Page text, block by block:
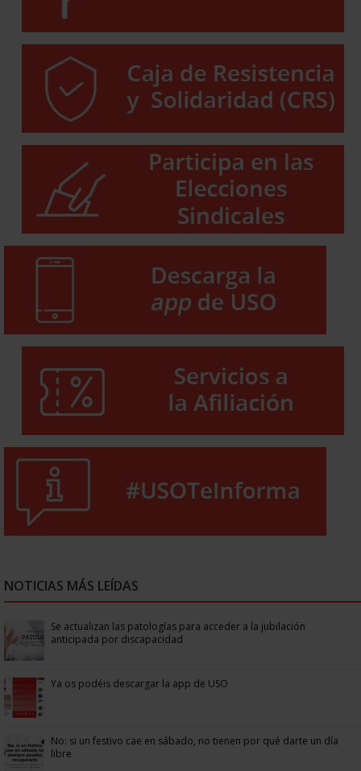
NOTICIAS MÁS LEÍDAS
Se actualizan las patologías para acceder a la jubilación
anticipada por discapacidad
Ya os podéis descargar la app de USO
No: si un festivo cae en sábado, no tienen por qué darte un día
libre